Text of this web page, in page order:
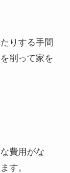
りする手間
削って家を
費用がな
す。